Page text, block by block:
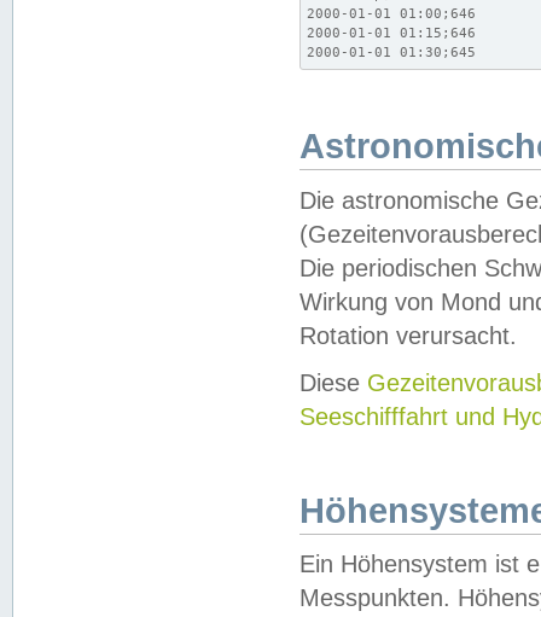
2000-01-01 01:00;646
2000-01-01 01:15;646
2000-01-01 01:30;645
Die astronomische
Die periodischen
Wirkung von Mond
Rotation verursacht.
Diese
Seeschifffahrt und
Ein Höhensystem ist
Messpunkten.